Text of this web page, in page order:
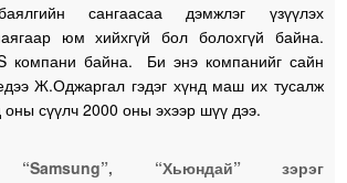
сангаасаа дэмжлэг үзүүлэх
юм хийхгүй бол болохгүй байна.
компани байна. Би энэ компанийг сайн
Ж.Оджаргал гэдэг хүнд маш их тусалж
сүүлч 2000 оны эхээр шүү дээ.
“Хьюндай” зэрэг